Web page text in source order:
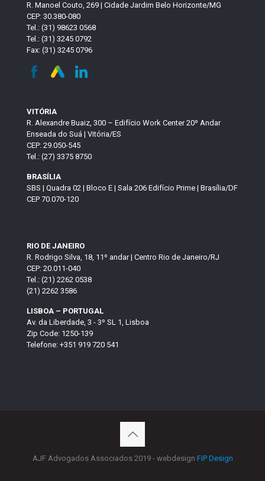
R. Manoel Couto, 269 | Cidade Jardim Belo Horizonte/MG
CEP: 30.380-080
Tel.: (31) 98623 0568
Tel.: (31) 3245 0792
Fax: (31) 3245 0796
VITÓRIA
R. Alexandre Buaiz, 300 – Edifício Work Center 20º Andar
Enseada do Suá | Vitória/ES
CEP: 29.050-545
Tel.: (27) 3375 8750
BRASÍLIA
SBS | Quadra 02 | Bloco E | Sala 206 Edifício Prime | Brasília/DF
CEP 70.070-120
RIO DE JANEIRO
R. Rodrigo Silva, 18, 11º andar | Centro Rio de Janeiro/RJ
CEP: 20.011-040
Tel.: (21) 2262 0538
(21) 2262 3586
LISBOA – PORTUGAL
Av. da Liberdade, 3 - 3º SL 1, Lisboa
Zip Code: 1250-139
Telefone: +351 919 720 541
AJF Advogados Associados 2019 - webdesign FiP Design